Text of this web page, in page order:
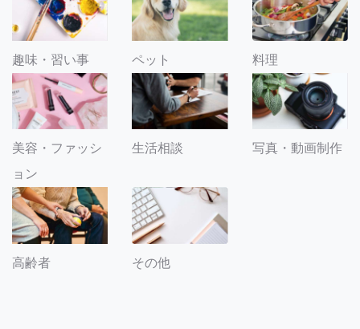
趣味・習い事 ペット 料理
美容・ファッシ
ョン
生活相談 写真・動画制作
高齢者 その他